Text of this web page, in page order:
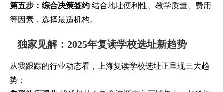
第五步：综合决策签约 结合地址便利性、教学质量、费用
等因素，选择最适机构。
独家见解：2025年复读学校选址新趋势
从我跟踪的行业动态看，上海复读学校选址正呈现三大趋
势：